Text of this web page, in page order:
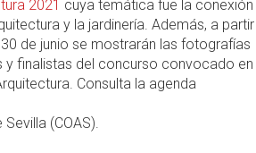
2021 cuya temática fue la conexión
y la jardinería. Además, a partir
de junio se mostrarán las fotografías
y finalistas del concurso convocado en
Consulta la agenda
(COAS).